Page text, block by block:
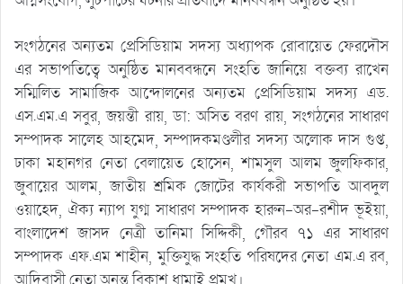
সংগঠনের অন্যতম প্রেসিডিয়াম সদস্য অধ্যাপক রোবায়েত ফেরদৌস
এর সভাপতিত্বে অনুষ্ঠিত মানববন্ধনে সংহতি জানিয়ে বক্তব্য রাখেন
সম্মিলিত সামাজিক আন্দোলনের অন্যতম প্রেসিডিয়াম সদস্য এড.
এস.এম.এ সবুর, জয়ন্তী রায়, ডা: অসিত বরণ রায়, সংগঠনের সাধারণ
সম্পাদক সালেহ আহমেদ, সম্পাদকমণ্ডলীর সদস্য অলোক দাস গুপ্ত,
ঢাকা মহানগর নেতা বেলায়েত হোসেন, শামসুল আলম জুলফিকার,
জুবায়ের আলম, জাতীয় শ্রমিক জোটের কার্যকরী সভাপতি আবদুল
ওয়াহেদ, ঐক্য ন্যাপ যুগ্ম সাধারণ সম্পাদক হারুন-অর-রশীদ ভূইয়া,
বাংলাদেশ জাসদ নেত্রী তানিমা সিদ্দিকী, গৌরব ৭১ এর সাধারণ
সম্পাদক এফ.এম শাহীন, মুক্তিযুদ্ধ সংহতি পরিষদের নেতা এম.এ রব,